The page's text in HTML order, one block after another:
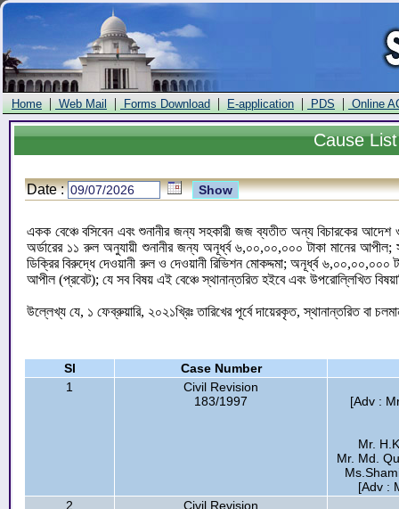
Home | Web Mail | Forms Download | E-application | PDS | Online
CauseList
Date :
একক বেঞ্চে বসিবেন এবং শুনানীর জন্য সহকারী জজ ব্যতীত অন্য বিচারকের আদেশ
অর্ডারের ১১ রুল অনুযায়ী শুনানীর জন্য অনূর্ধ্ব ৬,০০,০০,০০০ টাকা মানের
ডিক্রির বিরুদ্ধে দেওয়ানী রুল ও দেওয়ানী রিভিশন মোকদ্দমা; অনূর্ধ্ব
আপীল (প্রবেট); যে সব বিষয় এই বেঞ্চে স্থানান্তরিত হইবে এবং উপরোল্লিখিত
উল্লেখ্য যে, ১ ফেব্রুয়ারি, ২০২১খ্রিঃ তারিখের পূর্বে দায়েরকৃত, স্থানান্তরিত বা
Sl
Case Number
1
Civil Revision
183/1997
[Adv :
Mr.
Mr. Md.
[Adv :
2
Civil Revision